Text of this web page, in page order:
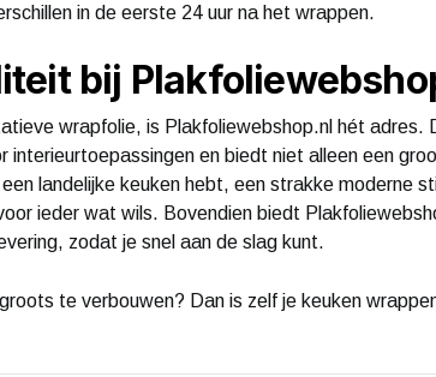
in de eerste 24 uur na het wrappen.
bij
wrapfolie, is Plakfoliewebshop.nl hét adres.
interieurtoepassingen en biedt niet alleen een
landelijke keuken hebt, een strakke moderne
ieder wat wils. Bovendien biedt
zodat je snel aan de slag kunt.
te verbouwen? Dan is zelf je keuken